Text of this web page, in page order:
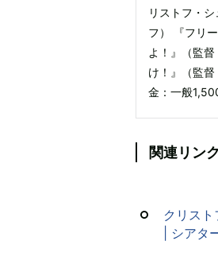
リストフ・
フ） 『フリ
よ！』（監
け！』（監
金：一般
関連リンク
クリス
| シアタ